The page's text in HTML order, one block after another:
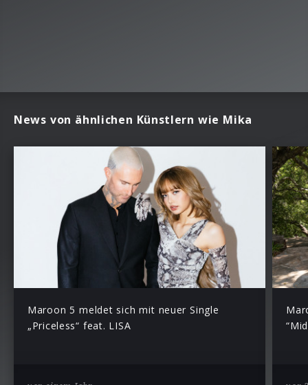
News von ähnlichen Künstlern wie Mika
Maroon 5 meldet sich mit neuer Single
„Priceless“ feat. LISA